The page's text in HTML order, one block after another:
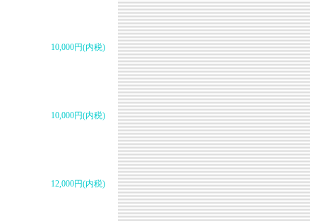
10,000円(内税)
10,000円(内税)
12,000円(内税)